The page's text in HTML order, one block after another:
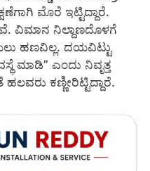
ಮೊರೆ ಇಟ್ಟಿದ್ದಾರೆ.
ವಿಮಾನ ನಿಲ್ದಾಣದೊಳಗೆ
ಹಣವಿಲ್ಲ. ದಯವಿಟ್ಟು
ಮಾಡಿ” ಎಂದು ನಿವೃತ್ತ
ಕಣ್ಣೀರಿಟ್ಟಿದ್ದಾರೆ.